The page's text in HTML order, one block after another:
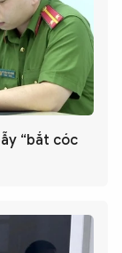
“bắt cóc